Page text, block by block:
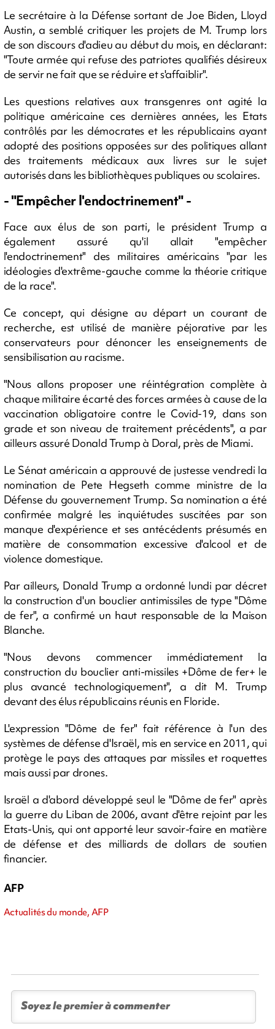
Le secrétaire à la Défense sortant de Joe Biden, Lloyd
Austin, a semblé critiquer les projets de M. Trump lors
de son discours d'adieu au début du mois, en déclarant:
"Toute armée qui refuse des patriotes qualifiés désireux
de servir ne fait que se réduire et s'affaiblir".
Les questions relatives aux transgenres ont agité la
politique américaine ces dernières années, les Etats
contrôlés par les démocrates et les républicains ayant
adopté des positions opposées sur des politiques allant
des traitements médicaux aux livres sur le sujet
autorisés dans les bibliothèques publiques ou scolaires.
- "Empêcher l'endoctrinement" -
Face aux élus de son parti, le président Trump a
également assuré qu'il allait "empêcher
l'endoctrinement" des militaires américains "par les
idéologies d'extrême-gauche comme la théorie critique
de la race".
Ce concept, qui désigne au départ un courant de
recherche, est utilisé de manière péjorative par les
conservateurs pour dénoncer les enseignements de
sensibilisation au racisme.
"Nous allons proposer une réintégration complète à
chaque militaire écarté des forces armées à cause de la
vaccination obligatoire contre le Covid-19, dans son
grade et son niveau de traitement précédents", a par
ailleurs assuré Donald Trump à Doral, près de Miami.
Le Sénat américain a approuvé de justesse vendredi la
nomination de Pete Hegseth comme ministre de la
Défense du gouvernement Trump. Sa nomination a été
confirmée malgré les inquiétudes suscitées par son
manque d'expérience et ses antécédents présumés en
matière de consommation excessive d'alcool et de
violence domestique.
Par ailleurs, Donald Trump a ordonné lundi par décret
la construction d'un bouclier antimissiles de type "Dôme
de fer", a confirmé un haut responsable de la Maison
Blanche.
"Nous devons commencer immédiatement la
construction du bouclier anti-missiles +Dôme de fer+ le
plus avancé technologiquement", a dit M. Trump
devant des élus républicains réunis en Floride.
L'expression "Dôme de fer" fait référence à l'un des
systèmes de défense d'Israël, mis en service en 2011, qui
protège le pays des attaques par missiles et roquettes
mais aussi par drones.
Israël a d'abord développé seul le "Dôme de fer" après
la guerre du Liban de 2006, avant d'être rejoint par les
Etats-Unis, qui ont apporté leur savoir-faire en matière
de défense et des milliards de dollars de soutien
financier.
AFP
Actualités du monde, AFP